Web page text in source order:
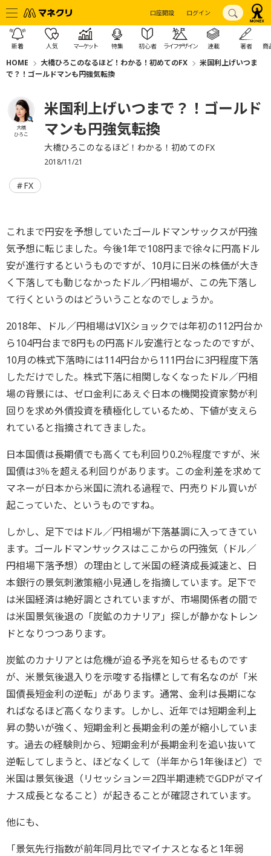
口座開設 ログイン
新着 人気 マーケット 特集 初心者 ライフデザイン 連載 著者 商
HOME 大橋ひろこのなるほど！わかる！初めてのFX
米国利上げいつま
で？！ゴールドマンも円強気転換
大橋
ひろこ
米国利上げいつまで？！ゴールド
マンも円強気転換
大橋ひろこのなるほど！わかる！初めてのFX
2018/11/21
FX
これまで円安を予想していたゴールドマンサックスが円強
気予想に転じました。今後1年で108円まで徐々に円高ドル
安が進行するというものですが、10月に日米の株価が大き
く下落しても動じなかったドル／円相場が、この先下落し
て行くというのはどういうことなのでしょうか。
2018年、ドル／円相場はVIXショックでは年初の112円台か
ら104円台まで8円もの円高ドル安進行となったのですが、
10月の株式下落時には114円台から111円台に3円程度下落
しただけでした。株式下落に相関しなくなったドル／円相
場の背景には、ゼロ金利にあえぐ日本の機関投資家勢が利
回りを求め外債投資を積極化しているため、下値が支えら
れていると指摘されてきました。
日本国債は長期債でも高くても利回り0.2％程度ですが、米
国債は3％を超える利回りがあります。この金利差を求めて
マネーが日本から米国に流れる過程で、円売りドル買いが
起こっていた、というものですね。
しかし、足下ではドル／円相場が下落基調に入ってきてい
ます。ゴールドマンサックスはここからの円強気（ドル／
円相場下落予想）の理由として米国の経済成長減速と、日
本銀行の景気刺激策縮小見通しを指摘しています。足下で
は米国経済は絶好調とされていますが、市場関係者の間で
は米国景気後退の「炭鉱のカナリア」探しが静かなトレン
ドとなりつつあります。
炭鉱のカナリアとは危機が迫る予兆を知らせるものです
が、米景気後退入りを示唆する指標として有名なのが「米
国債長短金利の逆転」があります。通常、金利は長期にな
ればなるほど高くなります。しかし、近年では短期金利上
昇の勢いが強く、短期金利と長期金利の差が縮小していま
す。過去の経験則から、短期金利が長期金利を追い抜いて
逆転してしまうと、ほどなくして（半年から1年後ほど）で
米国は景気後退（リセッション＝2四半期連続でGDPがマイ
ナス成長となること）が起きることが確認されています。
他にも、
「景気先行指数が前年同月比でマイナスとなると1年弱